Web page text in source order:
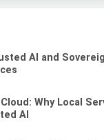
AI and
Why Local
AI